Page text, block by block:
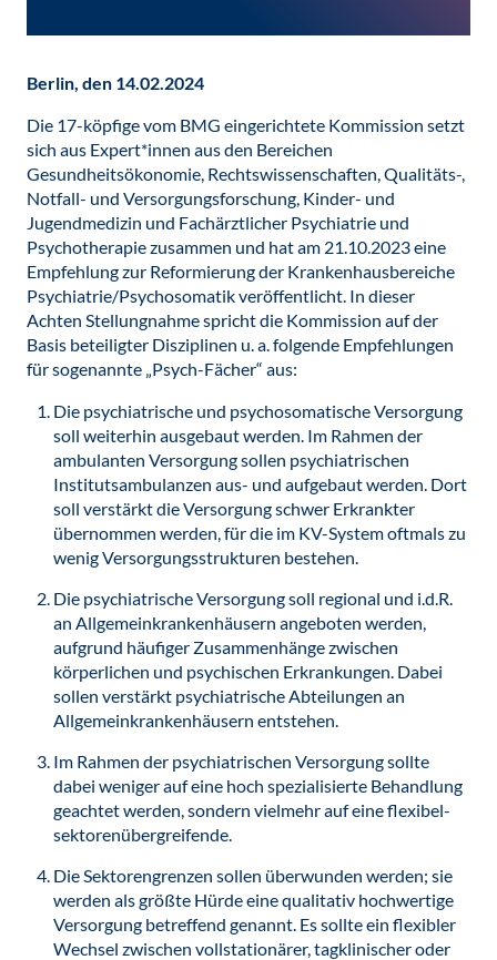
Berlin, den 14.02.2024
Die 17-köpfige vom BMG eingerichtete Kommission setzt
sich aus Expert*innen aus den Bereichen
Gesundheitsökonomie, Rechtswissenschaften, Qualitäts-,
Notfall- und Versorgungsforschung, Kinder- und
Jugendmedizin und Fachärztlicher Psychiatrie und
Psychotherapie zusammen und hat am 21.10.2023 eine
Empfehlung zur Reformierung der Krankenhausbereiche
Psychiatrie/Psychosomatik veröffentlicht. In dieser
Achten Stellungnahme spricht die Kommission auf der
Basis beteiligter Disziplinen u. a. folgende Empfehlungen
für sogenannte „Psych-Fächer“ aus:
Die psychiatrische und psychosomatische Versorgung
soll weiterhin ausgebaut werden. Im Rahmen der
ambulanten Versorgung sollen psychiatrischen
Institutsambulanzen aus- und aufgebaut werden. Dort
soll verstärkt die Versorgung schwer Erkrankter
übernommen werden, für die im KV-System oftmals zu
wenig Versorgungsstrukturen bestehen.
Die psychiatrische Versorgung soll regional und i.d.R.
an Allgemeinkrankenhäusern angeboten werden,
aufgrund häufiger Zusammenhänge zwischen
körperlichen und psychischen Erkrankungen. Dabei
sollen verstärkt psychiatrische Abteilungen an
Allgemeinkrankenhäusern entstehen.
Im Rahmen der psychiatrischen Versorgung sollte
dabei weniger auf eine hoch spezialisierte Behandlung
geachtet werden, sondern vielmehr auf eine flexibel-
sektorenübergreifende.
Die Sektorengrenzen sollen überwunden werden; sie
werden als größte Hürde eine qualitativ hochwertige
Versorgung betreffend genannt. Es sollte ein flexibler
Wechsel zwischen vollstationärer, tagklinischer oder